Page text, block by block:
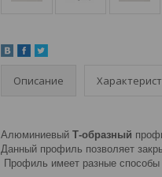
Описание
Алюминиевый Т-образный
Данный профиль позволяет
Профиль имеет разные способы